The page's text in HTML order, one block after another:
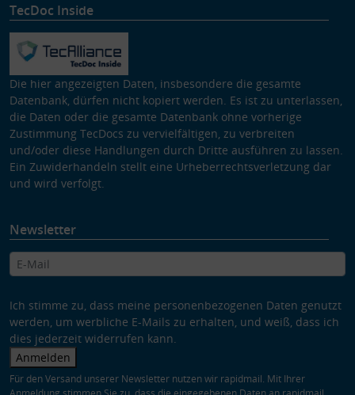
TecDoc Inside
Die hier angezeigten Daten, insbesondere die gesamte
Datenbank, dürfen nicht kopiert werden. Es ist zu unterlassen,
die Daten oder die gesamte Datenbank ohne vorherige
Zustimmung TecDocs zu vervielfältigen, zu verbreiten
und/oder diese Handlungen durch Dritte ausführen zu lassen.
Ein Zuwiderhandeln stellt eine Urheberrechtsverletzung dar
und wird verfolgt.
Newsletter
Ich stimme zu, dass meine personenbezogenen Daten genutzt
werden, um werbliche E-Mails zu erhalten, und weiß, dass ich
dies jederzeit widerrufen kann.
Anmelden
Für den Versand unserer Newsletter nutzen wir rapidmail. Mit Ihrer